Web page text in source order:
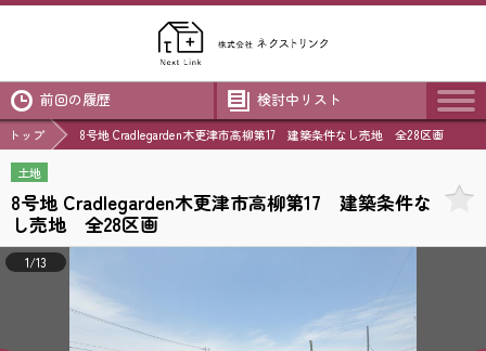
前回の履歴 検討中リスト
トップ 8号地 Cradlegarden木更津市高柳第17 建築条件なし売地 全28区画
土地
8号地 Cradlegarden木更津市高柳第17 建築条件な
し売地 全28区画
1/13